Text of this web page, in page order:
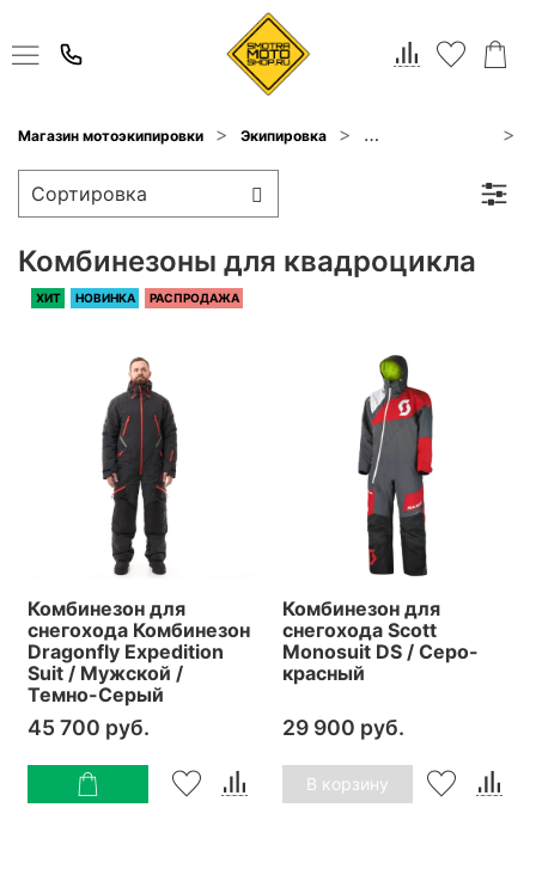
Магазин мотоэкипировки Экипировка Для квадроцикла
Комбинезоны для квадроцикла
ХИТ НОВИНКА РАСПРОДАЖА
Комбинезон для
снегохода Комбинезон
Dragonfly Expedition
Suit / Мужской /
Темно-Серый
45 700 руб.
Комбинезон для
снегохода Scott
Monosuit DS / Серо-
красный
29 900 руб.
В корзину